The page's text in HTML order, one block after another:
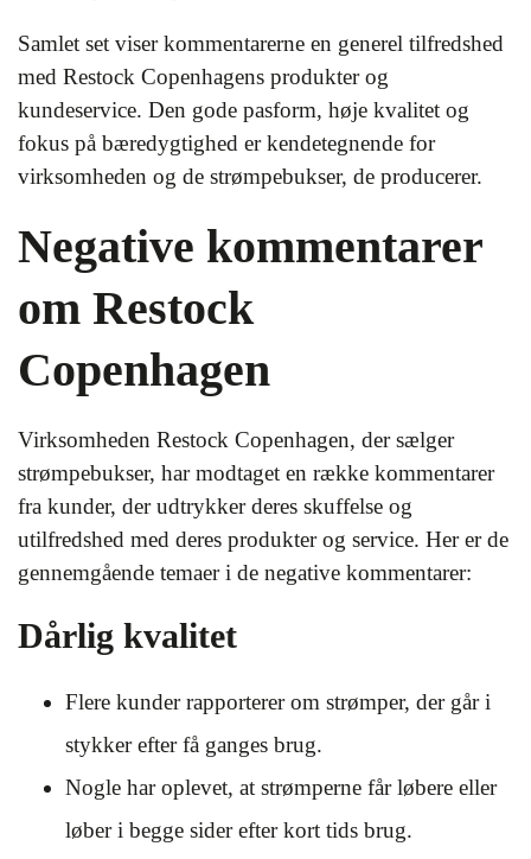
Samlet set viser kommentarerne en generel tilfredshed
med Restock Copenhagens produkter og
kundeservice. Den gode pasform, høje kvalitet og
fokus på bæredygtighed er kendetegnende for
virksomheden og de strømpebukser, de producerer.
Negative kommentarer
om Restock
Copenhagen
Virksomheden Restock Copenhagen, der sælger
strømpebukser, har modtaget en række kommentarer
fra kunder, der udtrykker deres skuffelse og
utilfredshed med deres produkter og service. Her er de
gennemgående temaer i de negative kommentarer:
Dårlig kvalitet
Flere kunder rapporterer om strømper, der går i
stykker efter få ganges brug.
Nogle har oplevet, at strømperne får løbere eller
løber i begge sider efter kort tids brug.